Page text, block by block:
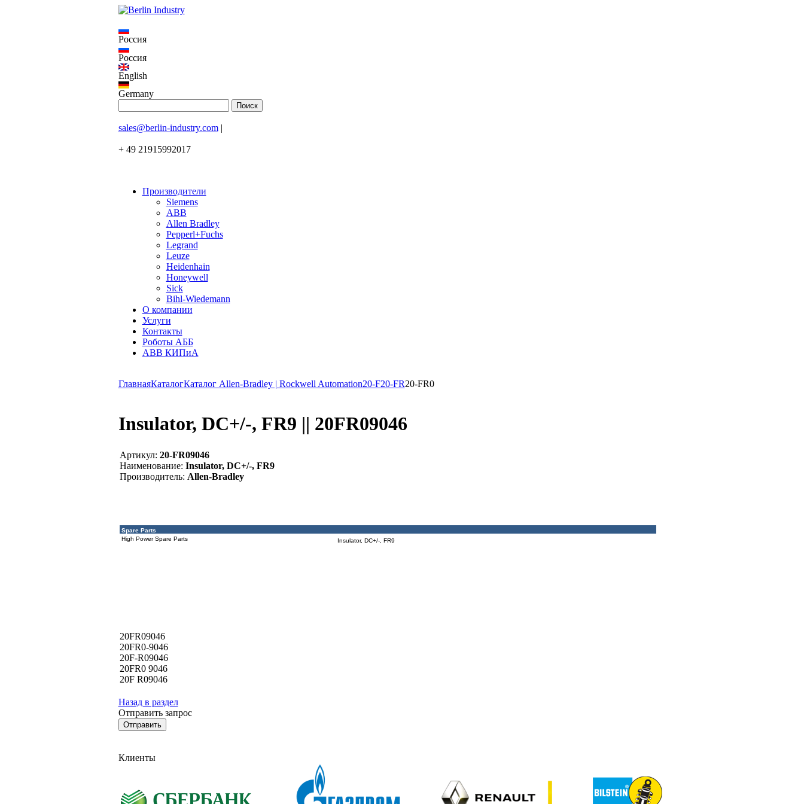
Россия
Россия
English
Germany
sales@berlin-industry.com|
+ 49 21915992017
Производители
Siemens
ABB
Allen Bradley
Pepperl+Fuchs
Legrand
Leuze
Heidenhain
Honeywell
Sick
Bihl-Wiedemann
О компании
Услуги
Контакты
Роботы АББ
ABB КИПиА
ГлавнаяКаталогКаталог Allen-Bradley | Rockwell Automation20-F20-FR20-FR0
Insulator, DC+/-, FR9 || 20FR09046
Артикул: 20-FR09046
Наименование: Insulator, DC+/-, FR9
Производитель: Allen-Bradley
Spare Parts
High Power Spare Parts
Insulator, DC+/-, FR9
20FR09046
20FR0-9046
20F-R09046
20FR0 9046
20F R09046
Назад в раздел
Отправить запрос
Клиенты